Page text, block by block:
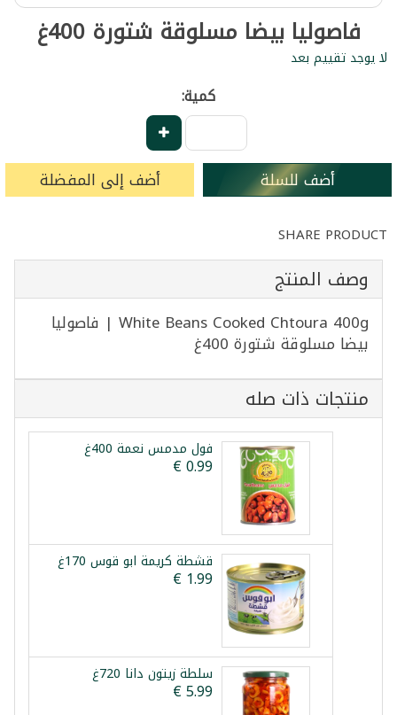
فاصوليا بيضا مسلوقة شتورة 400غ
لا يوجد تقييم بعد
كمية:
أضف للسلة أضف إلى المفضلة
SHARE PRODUCT
وصف المنتج
White Beans Cooked Chtoura 400g | فاصوليا
بيضا مسلوقة شتورة 400غ
منتجات ذات صله
فول مدمس نعمة 400غ
قشطة كريمة ابو قوس 170غ
سلطة زيتون دانا 720غ